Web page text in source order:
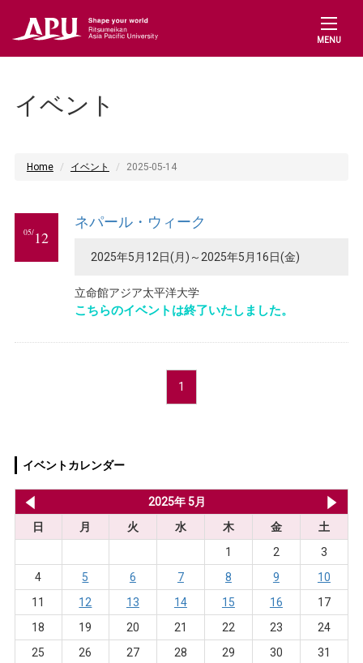
MENU
イベント
Home イベント 2025-05-14
05/12
ネパール・ウィーク
2025年5月12日(月)～2025年5月16日(金)
立命館アジア太平洋大学
こちらのイベントは終了いたしました。
1
イベントカレンダー
2025年 5月
日
月 火 水 木 金
土
1
2
3
4
5 6 7 8 9
10
11
12 13 14 15 16
17
18
19 20 21 22 23
24
25
26 27 28 29 30 31